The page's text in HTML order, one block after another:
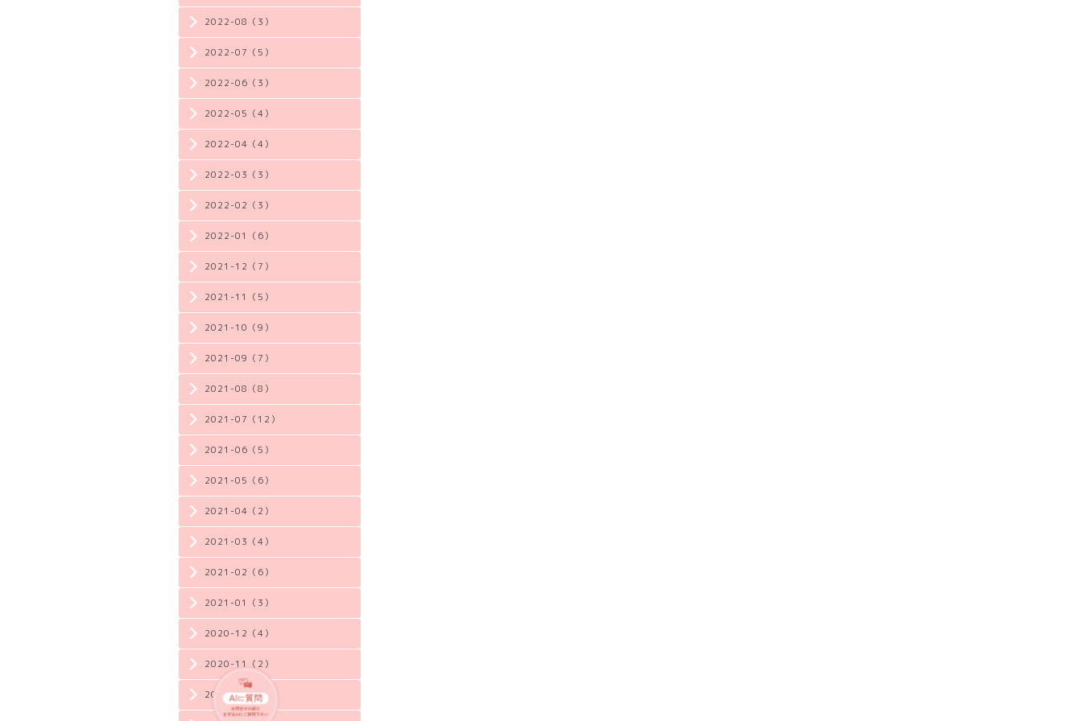
2022-08（3）
2022-07（5）
2022-06（3）
2022-05（4）
2022-04（4）
2022-03（3）
2022-02（3）
2022-01（6）
2021-12（7）
2021-11（5）
2021-10（9）
2021-09（7）
2021-08（8）
2021-07（12）
2021-06（5）
2021-05（6）
2021-04（2）
2021-03（4）
2021-02（6）
2021-01（3）
2020-12（4）
2020-11（2）
2020-10（3）